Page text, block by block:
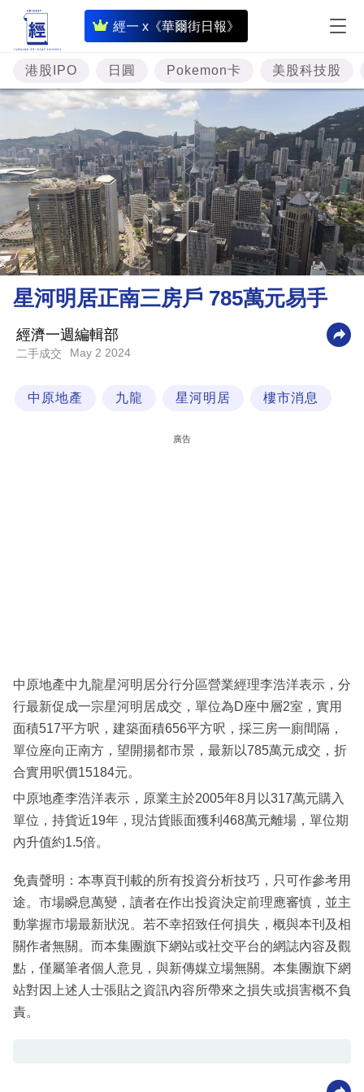
經一 x《華爾街日報》
即
時
財
經
題
投
資
樓
市
理
財
商
業
閱
專
區
港股IPO 日圓 Pokemon卡 美股科技股
星河明居正南三房戶 785萬元易手
經濟一週編輯部
二手成交 May 2 2024
中原地產 九龍 星河明居 樓市消息
廣告
中原地產中九龍星河明居分行分區營業經理李浩洋表示，分
行最新促成一宗星河明居成交，單位為D座中層2室，實用
面積517平方呎，建築面積656平方呎，採三房一廁間隔，
單位座向正南方，望開揚都市景，最新以785萬元成交，折
合實用呎價15184元。
中原地產李浩洋表示，原業主於2005年8月以317萬元購入
單位，持貨近19年，現沽貨賬面獲利468萬元離場，單位期
內升值約1.5倍。
免責聲明：本專頁刊載的所有投資分析技巧，只可作參考用
途。市場瞬息萬變，讀者在作出投資決定前理應審慎，並主
動掌握市場最新狀況。若不幸招致任何損失，概與本刊及相
關作者無關。而本集團旗下網站或社交平台的網誌內容及觀
點，僅屬筆者個人意見，與新傳媒立場無關。本集團旗下網
站對因上述人士張貼之資訊內容所帶來之損失或損害概不負
責。